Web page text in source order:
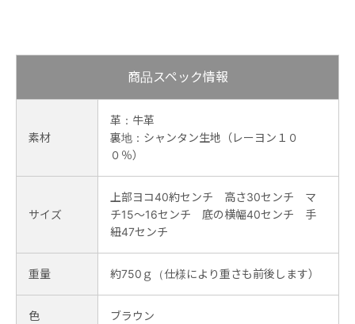
商品スペック情報
素材
革：牛革
裏地：シャンタン生地（レーヨン１０
０％）
サイズ
上部ヨコ40約センチ 高さ30センチ マ
チ15～16センチ 底の横幅40センチ 手
紐47センチ
重量 約750ｇ（仕様により重さも前後します）
色 ブラウン